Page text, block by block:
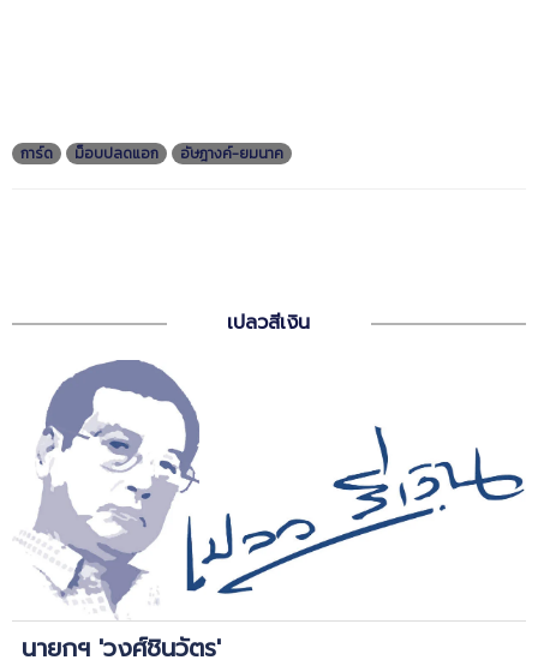
การ์ด ม็อบปลดแอก อัษฎางค์-ยมนาค
เปลวสีเงิน
นายกฯ 'วงศ์ชินวัตร'